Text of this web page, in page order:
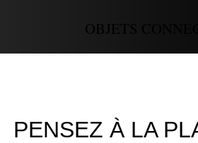
OBJETS
PENSEZ À LA